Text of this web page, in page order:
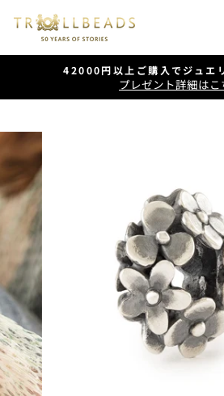
る
ス
ー
を
一
時
停
止
42000円以上ご購入でジュエ
プレゼント詳細はこ